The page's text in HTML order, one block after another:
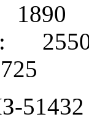
1890
51432